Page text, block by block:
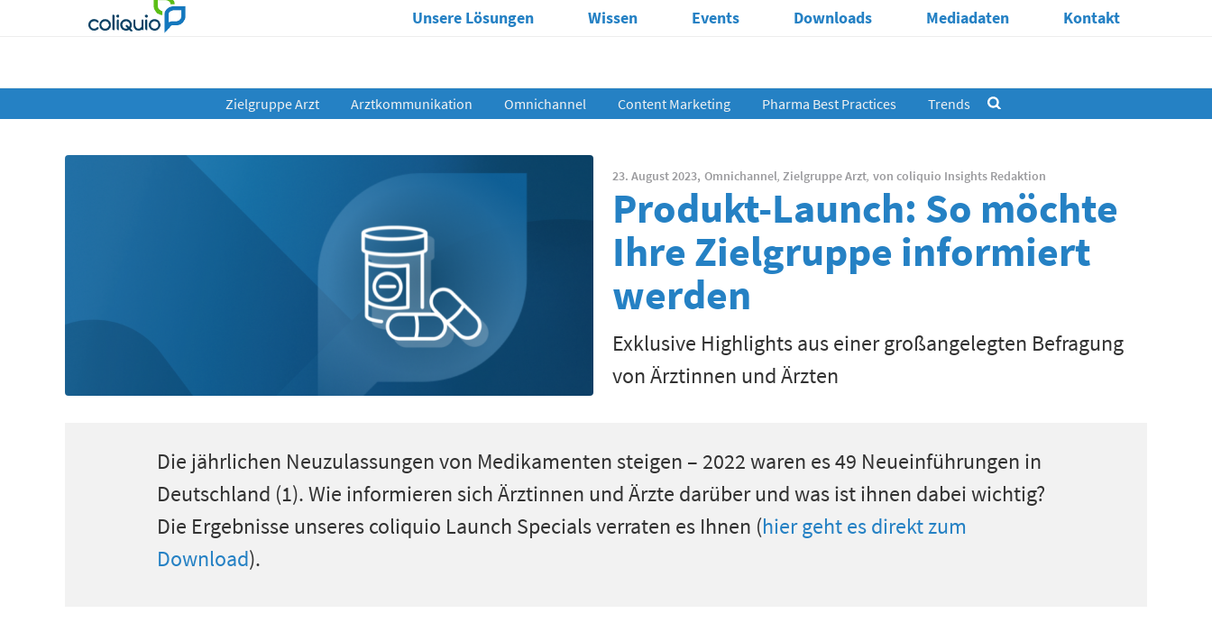
Unsere Lösungen Wissen Events Downloads Mediadaten Kontakt
Zielgruppe Arzt Arztkommunikation Omnichannel Content Marketing Pharma Best Practices Trends
23. August 2023, Omnichannel, Zielgruppe Arzt, von coliquio Insights Redaktion
Produkt-Launch: So möchte
Ihre Zielgruppe informiert
werden
Exklusive Highlights aus einer großangelegten Befragung
von Ärztinnen und Ärzten
Die jährlichen Neuzulassungen von Medikamenten steigen – 2022 waren es 49 Neueinführungen in
Deutschland (1).Wie informieren sichÄrztinnen und Ärzte darüberund was ist ihnen dabeiwichtig?
Die Ergebnisse unserescoliquio Launch Specialsverraten es Ihnen (hier geht es direkt zum
Download).